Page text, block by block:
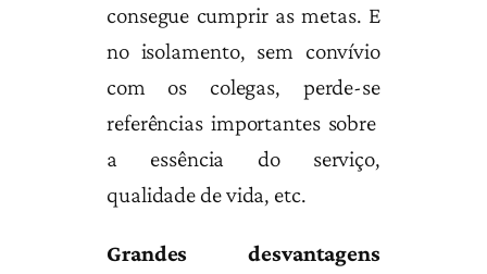
consegue cumprir as metas. E
no isolamento, sem convívio
com os colegas, perde-se
referências importantes sobre
a essência do serviço,
qualidade de vida, etc.
Grandes desvantagens